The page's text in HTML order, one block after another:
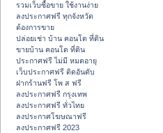
รวมเว็บซื้อขาย ใช้งานง่าย
ลงประกาศฟรี ทุกจังหวัด
ต้องการขาย
ปล่อยเช่า บ้าน คอนโด ที่ดิน
ขายบ้าน คอนโด ที่ดิน
ประกาศฟรี ไม่มี หมดอายุ
เว็บประกาศฟรี ติดอันดับ
ฝากร้านฟรี โพ ส ฟรี
ลงประกาศฟรี กรุงเทพ
ลงประกาศฟรี ทั่วไทย
ลงประกาศโฆษณาฟรี
ลงประกาศฟรี 2023